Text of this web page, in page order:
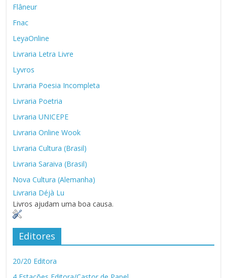
Flâneur
Fnac
LeyaOnline
Livraria Letra Livre
Lyvros
Livraria Poesia Incompleta
Livraria Poetria
Livraria UNICEPE
Livraria Online Wook
Livraria Cultura (Brasil)
Livraria Saraiva (Brasil)
Nova Cultura (Alemanha)
Livraria Déjà Lu
Livros ajudam uma boa causa.
Editores
20/20 Editora